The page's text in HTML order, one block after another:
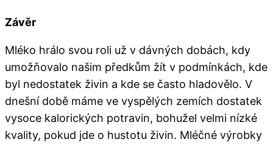
Závěr
Mléko hrálo svou roli už v dávných dobách, kdy
umožňovalo našim předkům žít v podmínkách, kde
byl nedostatek živin a kde se často hladovělo. V
dnešní době máme ve vyspělých zemích dostatek
vysoce kalorických potravin, bohužel velmi nízké
kvality, pokud jde o hustotu živin. Mléčné výrobky